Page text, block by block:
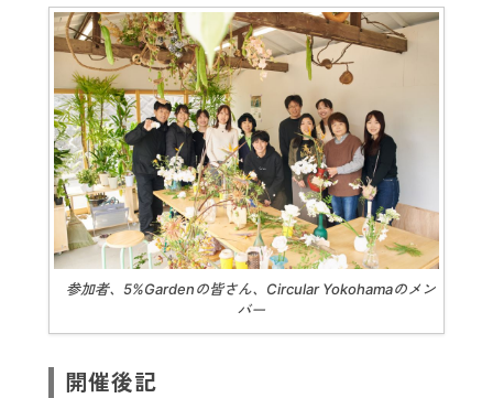
参加者、5%Gardenの皆さん、Circular Yokohamaのメン
バー
開催後記